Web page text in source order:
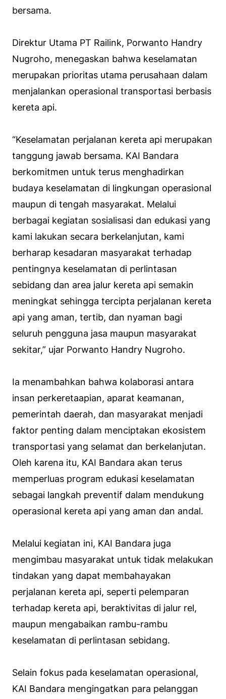
bersama.
Direktur Utama PT Railink, Porwanto Handry
Nugroho, menegaskan bahwa keselamatan
merupakan prioritas utama perusahaan dalam
menjalankan operasional transportasi berbasis
kereta api.
“Keselamatan perjalanan kereta api merupakan
tanggung jawab bersama. KAI Bandara
berkomitmen untuk terus menghadirkan
budaya keselamatan di lingkungan operasional
maupun di tengah masyarakat. Melalui
berbagai kegiatan sosialisasi dan edukasi yang
kami lakukan secara berkelanjutan, kami
berharap kesadaran masyarakat terhadap
pentingnya keselamatan di perlintasan
sebidang dan area jalur kereta api semakin
meningkat sehingga tercipta perjalanan kereta
api yang aman, tertib, dan nyaman bagi
seluruh pengguna jasa maupun masyarakat
sekitar,” ujar Porwanto Handry Nugroho.
Ia menambahkan bahwa kolaborasi antara
insan perkeretaapian, aparat keamanan,
pemerintah daerah, dan masyarakat menjadi
faktor penting dalam menciptakan ekosistem
transportasi yang selamat dan berkelanjutan.
Oleh karena itu, KAI Bandara akan terus
memperluas program edukasi keselamatan
sebagai langkah preventif dalam mendukung
operasional kereta api yang aman dan andal.
Melalui kegiatan ini, KAI Bandara juga
mengimbau masyarakat untuk tidak melakukan
tindakan yang dapat membahayakan
perjalanan kereta api, seperti pelemparan
terhadap kereta api, beraktivitas di jalur rel,
maupun mengabaikan rambu-rambu
keselamatan di perlintasan sebidang.
Selain fokus pada keselamatan operasional,
KAI Bandara mengingatkan para pelanggan